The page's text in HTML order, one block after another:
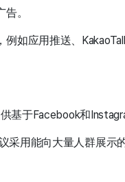
。
如应用推送、
基于Facebook和
采用能向大量人群展示